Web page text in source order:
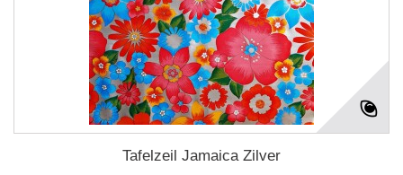
Tafelzeil Jamaica Zilver